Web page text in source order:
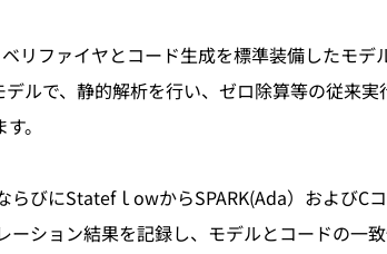
リファイヤとコード生成を標準装備したモ
デルで、静的解析を行い、ゼロ除算等の従来
。
びにStatefｌowからSPARK(Ada）およびCコ
ション結果を記録し、モデルとコードの一致